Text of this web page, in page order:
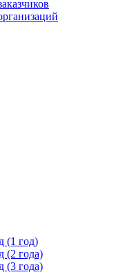
(1 год)
(2 года)
(3 года)